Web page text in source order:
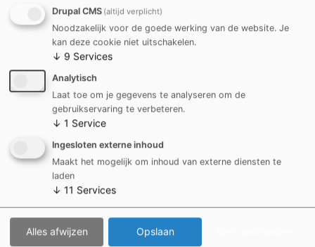
Toerisme Waregem
Gemeenteplein 2
Drupal CMS (altijd verplicht)
Noodzakelijk voor de goede werking van de website. Je
kan deze cookie niet uitschakelen.
↓ 9 Services
Analytisch
Laat toe om je gegevens te analyseren om de
gebruikservaring te verbeteren.
↓ 1 Service
Ingesloten externe inhoud
Maakt het mogelijk om inhoud van externe diensten te
laden
↓ 11 Services
Alles afwijzen Opslaan